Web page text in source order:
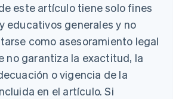
este artículo tiene solo fines
educativos generales y no
como asesoramiento legal
no garantiza la exactitud, la
o vigencia de la
en el artículo. Si
DeutschEnglish